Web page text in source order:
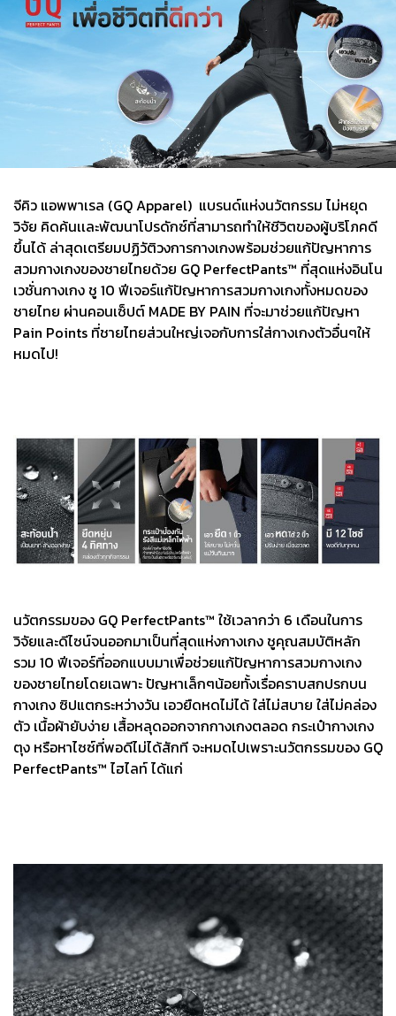
จีคิว แอพพาเรล (GQ Apparel) แบรนด์แห่งนวัตกรรม ไม่หยุด
วิจัย คิดค้นเเละพัฒนาโปรดักซ์ที่สามารถทำให้ชีวิตของผู้บริโภคดี
ขึ้นได้ ล่าสุดเตรียมปฏิวัติวงการกางเกงพร้อมช่วยแก้ปัญหาการ
สวมกางเกงของชายไทยด้วย GQ PerfectPants™ ที่สุดแห่งอินโน
เวชั่นกางเกง ชู 10 ฟีเจอร์แก้ปัญหาการสวมกางเกงทั้งหมดของ
ชายไทย ผ่านคอนเซ็ปต์ MADE BY PAIN ที่จะมาช่วยแก้ปัญหา
Pain Points ที่ชายไทยส่วนใหญ่เจอกับการใส่กางเกงตัวอื่นๆให้
หมดไป!
นวัตกรรมของ GQ PerfectPants™ ใช้เวลากว่า 6 เดือนในการ
วิจัยและดีไซน์จนออกมาเป็นที่สุดแห่งกางเกง ชูคุณสมบัติหลัก
รวม 10 ฟีเจอร์ที่ออกแบบมาเพื่อช่วยแก้ปัญหาการสวมกางเกง
ของชายไทยโดยเฉพาะ ปัญหาเล็กๆน้อยทั้งเรื่อคราบสกปรกบน
กางเกง ซิปแตกระหว่างวัน เอวยืดหดไม่ได้ ใส่ไม่สบาย ใส่ไม่คล่อง
ตัว เนื้อผ้ายับง่าย เสื้อหลุดออกจากกางเกงตลอด กระเป๋ากางเกง
ตุง หรือหาไซซ์ที่พอดีไม่ได้สักที จะหมดไปเพราะนวัตกรรมของ GQ
PerfectPants™ ไฮไลท์ ได้แก่